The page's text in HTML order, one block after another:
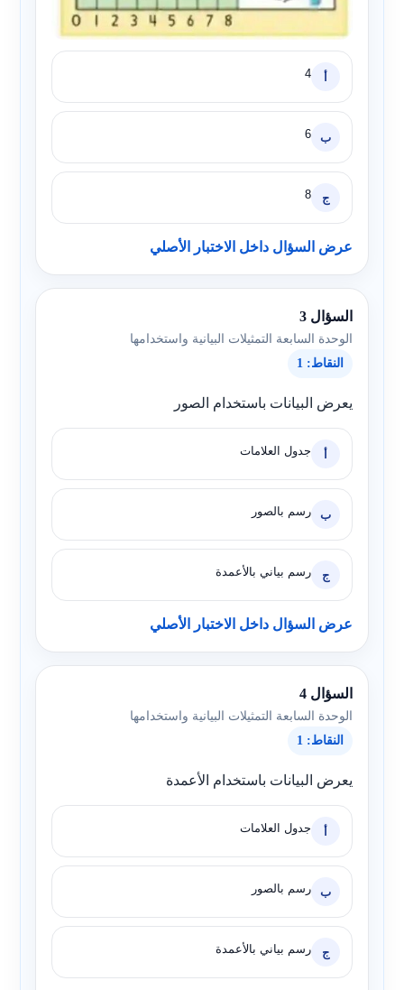
4
ب 6
ج 8
عرض السؤال داخل الاختبار الأصلي
السؤال 3
الوحدة السابعة التمثيلات البيانية واستخدامها
النقاط: 1
يعرض البيانات باستخدام الصور
جدول العلامات
ب رسم بالصور
ج رسم بياني بالأعمدة
عرض السؤال داخل الاختبار الأصلي
السؤال 4
الوحدة السابعة التمثيلات البيانية واستخدامها
النقاط: 1
يعرض البيانات باستخدام الأعمدة
جدول العلامات
ب رسم بالصور
ج رسم بياني بالأعمدة